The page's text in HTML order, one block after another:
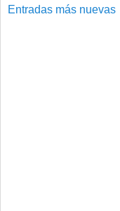
Entradas más nuevas